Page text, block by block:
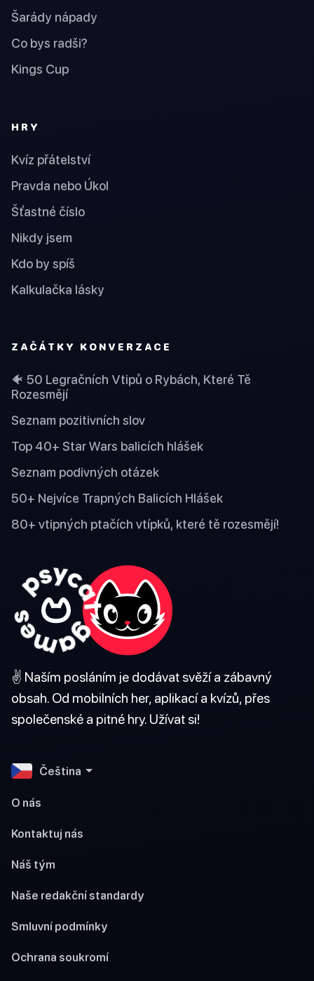
Šarády nápady
Co bys radši?
Kings Cup
HRY
Kvíz přátelství
Pravda nebo Úkol
Šťastné číslo
Nikdy jsem
Kdo by spíš
Kalkulačka lásky
ZAČÁTKY KONVERZACE
🐠 50 Legračních Vtipů o Rybách, Které Tě
Rozesmějí
Seznam pozitivních slov
Top 40+ Star Wars balicích hlášek
Seznam podivných otázek
50+ Nejvíce Trapných Balicích Hlášek
80+ vtipných ptačích vtípků, které tě rozesmějí!
✌️ Naším posláním je dodávat svěží a zábavný
obsah. Od mobilních her, aplikací a kvízů, přes
společenské a pitné hry. Užívat si!
Čeština
O nás
Kontaktuj nás
Náš tým
Naše redakční standardy
Smluvní podmínky
Ochrana soukromí